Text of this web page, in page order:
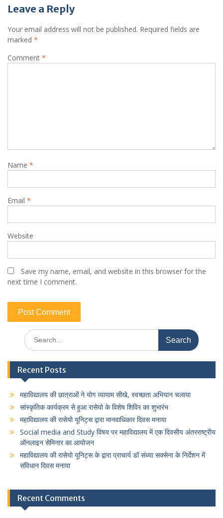
Leave a Reply
Your email address will not be published. Required fields are
marked *
Comment *
Name *
Email *
Website
Save my name, email, and website in this browser for the
next time I comment.
Search
for:
Recent Posts
महाविद्यालय की छात्राओं ने योग व्यायाम सीखे, स्वच्छता अभियान चलाया
सांस्कृतिक कार्यक्रम से हुआ रासेयो के विशेष शिविर का शुभारंभ
महाविद्यालय की रासेयो यूनिट्स द्वारा मानवाधिकार दिवस मनाया
Social media and Study विषय पर महाविद्यालय में एक दिवसीय अंतरराष्ट्रीय
ऑनलाइन सेमिनार का आयोजन
महाविद्यालय की रासेयो यूनिट्स के द्वारा प्राचार्य डॉ संध्या सक्सेना के निर्देशन में
संविधान दिवस मनाया
Recent Comments